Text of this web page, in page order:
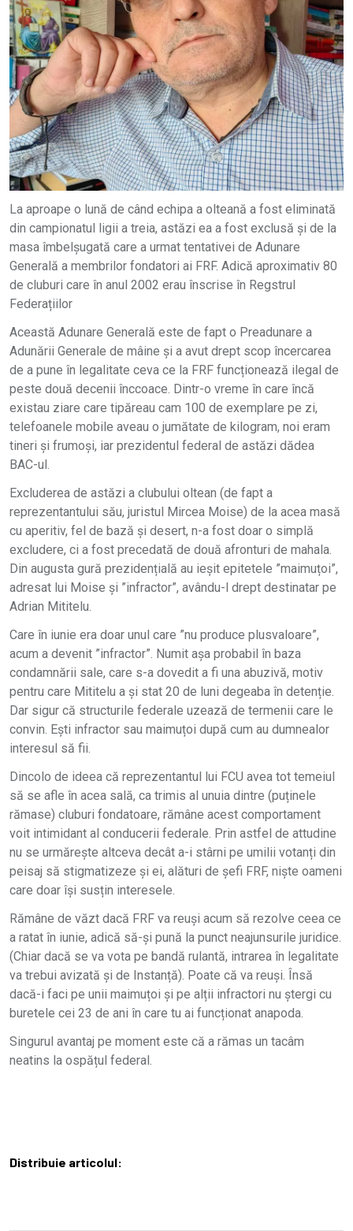
La aproape o lună de când echipa a olteană a fost eliminată
din campionatul ligii a treia, astăzi ea a fost exclusă și de la
masa îmbelșugată care a urmat tentativei de Adunare
Generală a membrilor fondatori ai FRF. Adică aproximativ 80
de cluburi care în anul 2002 erau înscrise în Regstrul
Federațiilor
Această Adunare Generală este de fapt o Preadunare a
Adunării Generale de mâine și a avut drept scop încercarea
de a pune în legalitate ceva ce la FRF funcționează ilegal de
peste două decenii înccoace. Dintr-o vreme în care încă
existau ziare care tipăreau cam 100 de exemplare pe zi,
telefoanele mobile aveau o jumătate de kilogram, noi eram
tineri și frumoși, iar prezidentul federal de astăzi dădea
BAC-ul.
Excluderea de astăzi a clubului oltean (de fapt a
reprezentantului său, juristul Mircea Moise) de la acea masă
cu aperitiv, fel de bază și desert, n-a fost doar o simplă
excludere, ci a fost precedată de două afronturi de mahala.
Din augusta gură prezidențială au ieșit epitetele ”maimuțoi”,
adresat lui Moise și ”infractor”, avându-l drept destinatar pe
Adrian Mititelu.
Care în iunie era doar unul care ”nu produce plusvaloare”,
acum a devenit ”infractor”. Numit așa probabil în baza
condamnării sale, care s-a dovedit a fi una abuzivă, motiv
pentru care Mititelu a și stat 20 de luni degeaba în detenție.
Dar sigur că structurile federale uzează de termenii care le
convin. Ești infractor sau maimuțoi după cum au dumnealor
interesul să fii.
Dincolo de ideea că reprezentantul lui FCU avea tot temeiul
să se afle în acea sală, ca trimis al unuia dintre (puținele
rămase) cluburi fondatoare, rămâne acest comportament
voit intimidant al conducerii federale. Prin astfel de attudine
nu se urmărește altceva decât a-i stârni pe umilii votanți din
peisaj să stigmatizeze și ei, alături de șefi FRF, niște oameni
care doar își susțin interesele.
Rămâne de văzt dacă FRF va reuși acum să rezolve ceea ce
a ratat în iunie, adică să-și pună la punct neajunsurile juridice.
(Chiar dacă se va vota pe bandă rulantă, intrarea în legalitate
va trebui avizată și de Instanță). Poate că va reuși. Însă
dacă-i faci pe unii maimuțoi și pe alții infractori nu ștergi cu
buretele cei 23 de ani în care tu ai funcționat anapoda.
Singurul avantaj pe moment este că a rămas un tacâm
neatins la ospățul federal.
Distribuie articolul: